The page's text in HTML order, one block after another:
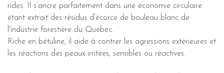
rides. Il s’ancre parfaitement dans une économie circulaire
étant extrait des résidus d’écorce de bouleau blanc de
l'industrie forestière du Québec.
Riche en bétuline, il aide à contrer les agressions extérieures et
les réactions des peaux irritées, sensibles ou réactives.